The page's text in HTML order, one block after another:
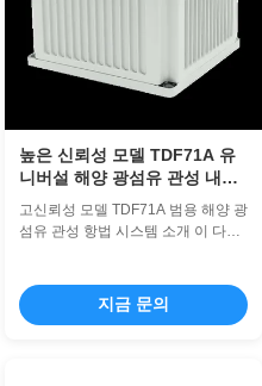
높은 신뢰성 모델 TDF71A 유
니버설 해양 광섬유 관성 내비
게이션 시스템
고신뢰성 모델 TDF71A 범용 해양 광
섬유 관성 항법 시스템 소개 이 다목
서 가속도계를 핵심 감지 구성 요소
로 사용합니다. 스트랩다운 관성 항
지금 문의